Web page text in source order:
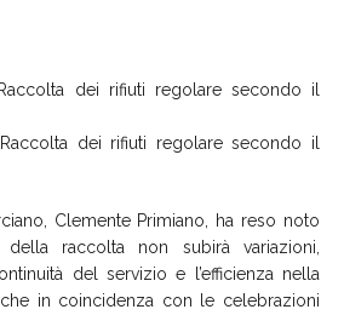
dei rifiuti regolare secondo il
dei rifiuti regolare secondo il
Clemente Primiano, ha reso noto
della raccolta non subirà variazioni,
del servizio e l’efficienza nella
in coincidenza con le celebrazioni